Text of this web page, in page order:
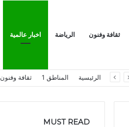
ثقافة وفنون الرياضة اخبار عالمية
الرئيسية المناطق 1 ثقافة وفنون
MUST READ